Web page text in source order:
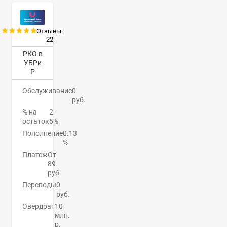
Отзывы:
22
РКО в
УБРи
Р
Обслуживание0
руб.
% на
остаток
2-
5%
Пополнение0.13
%
ПлатежОт
89
руб.
Переводы0
руб.
Овердрат10
млн.
р.